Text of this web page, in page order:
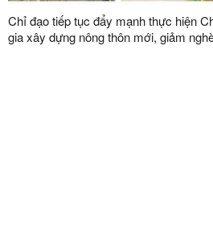
Chỉ đạo tiếp tục đẩy mạnh thực hiện
gia xây dựng nông thôn mới, giảm